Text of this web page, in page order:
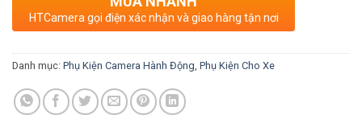
HTCamera gọi điện xác nhận và giao hàng tận nơi
Danh mục: Phụ Kiện Camera Hành Động, Phụ Kiện Cho Xe